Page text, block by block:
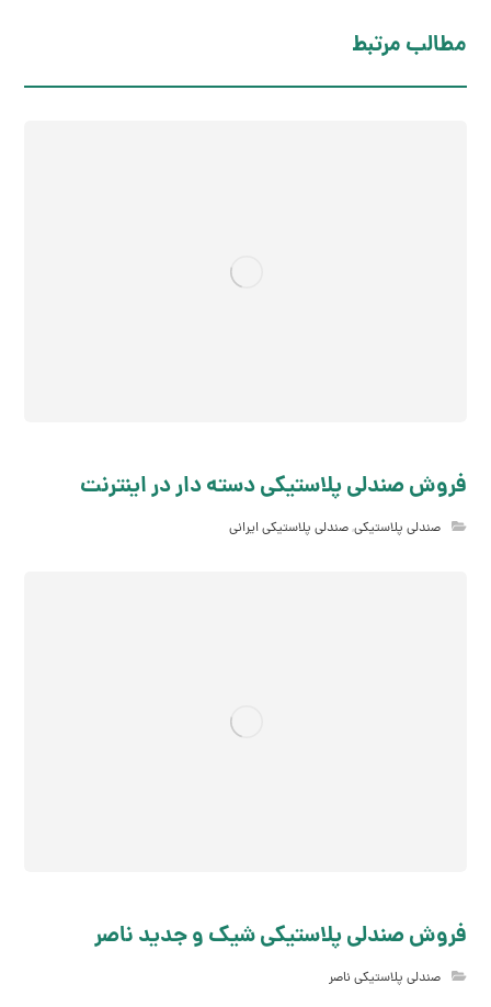
مطالب مرتبط
فروش صندلی پلاستیکی دسته دار در اینترنت
صندلی پلاستیکی,صندلی پلاستیکی ایرانی
فروش صندلی پلاستیکی شیک و جدید ناصر
صندلی پلاستیکی ناصر